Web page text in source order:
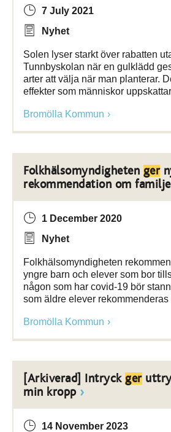
7 July 2021
Nyhet
Solen lyser starkt över rabatten
Tunnbyskolan när en gulklädd
arter att välja när man planterar.
effekter som människor
Bromölla Kommun
Folkhälsomyndigheten ger
rekommendation om
1 December 2020
Nyhet
Folkhälsomyndigheten
yngre barn och elever som bor
någon som har covid-19 bör
som äldre elever rekommenderas
Bromölla Kommun
[Arkiverad] Intryck ger
min kropp
14 November 2023